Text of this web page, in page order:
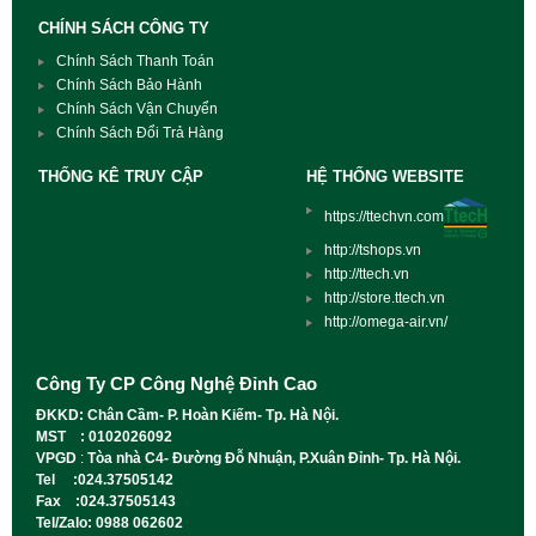
CHÍNH SÁCH CÔNG TY
Chính Sách Thanh Toán
Chính Sách Bảo Hành
Chính Sách Vận Chuyển
Chính Sách Đổi Trả Hàng
THỐNG KÊ TRUY CẬP HỆ THỐNG WEBSITE
https://ttechvn.com
http://tshops.vn
http://ttech.vn
http://store.ttech.vn
http://omega-air.vn/
Công Ty CP Công Nghệ Đỉnh Cao
ĐKKD: Chân Cầm- P. Hoàn Kiếm- Tp. Hà Nội.
MST : 0102026092
VPGD : Tòa nhà C4- Đường Đỗ Nhuận, P.Xuân Đỉnh- Tp. Hà Nội.
Tel :024.37505142
Fax :024.37505143
Tel/Zalo: 0988 062602